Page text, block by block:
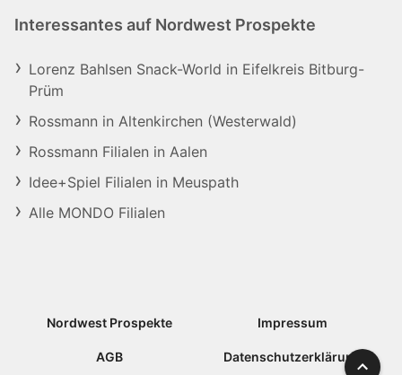
Interessantes auf Nordwest Prospekte
Lorenz Bahlsen Snack-World in Eifelkreis Bitburg-
Prüm
Rossmann in Altenkirchen (Westerwald)
Rossmann Filialen in Aalen
Idee+Spiel Filialen in Meuspath
Alle MONDO Filialen
Nordwest Prospekte Impressum
AGB Datenschutzerklärung Nach